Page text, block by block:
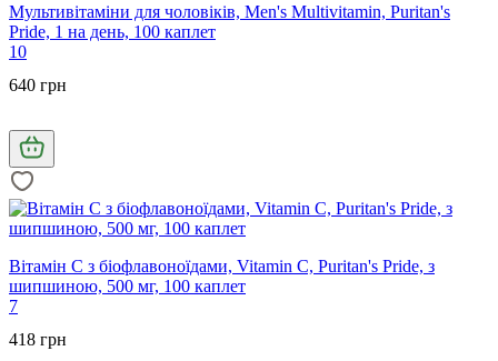
Мультивітаміни для чоловіків, Men's Multivitamin, Puritan's
Pride, 1 на день, 100 каплет
10
640 грн
Вітамін С з біофлавоноїдами, Vitamin C, Puritan's Pride, з
шипшиною, 500 мг, 100 каплет
7
418 грн